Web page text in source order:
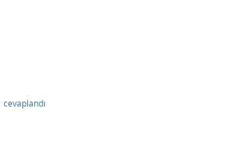
cevaplandı